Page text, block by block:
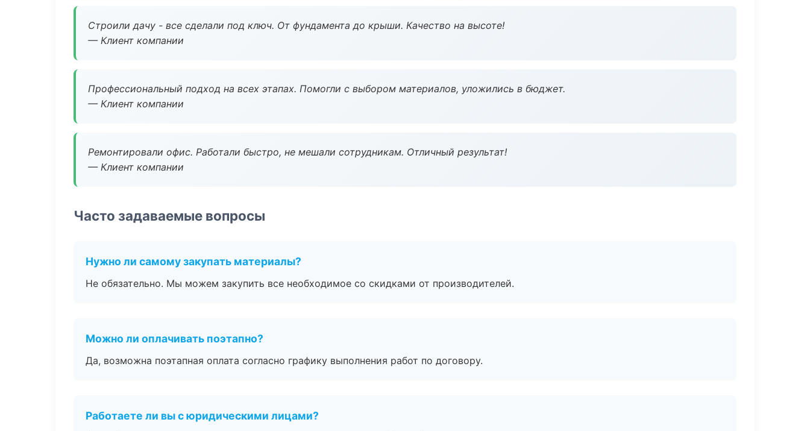
Строили дачу - все сделали под ключ. От фундамента до крыши. Качество на высоте!
— Клиент компании
Профессиональный подход на всех этапах. Помогли с выбором материалов, уложились в бюджет.
— Клиент компании
Ремонтировали офис. Работали быстро, не мешали сотрудникам. Отличный результат!
— Клиент компании
Часто задаваемые вопросы
Нужно ли самому закупать материалы?
Не обязательно. Мы можем закупить все необходимое со скидками от производителей.
Можно ли оплачивать поэтапно?
Да, возможна поэтапная оплата согласно графику выполнения работ по договору.
Работаете ли вы с юридическими лицами?